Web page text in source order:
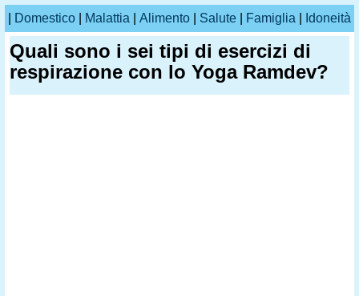
Domestico Malattia Alimento Salute Famiglia Idoneità
Quali sono i sei tipi di esercizi di
respirazione con lo Yoga Ramdev?